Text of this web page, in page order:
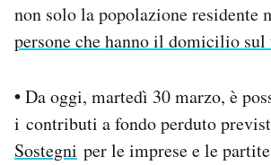
non solo la popolazione residente
persone che hanno il domicilio
•Da oggi, martedì 30 marzo, è
i contributi a fondo perduto
Sostegni per le imprese e le